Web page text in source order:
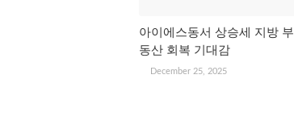
아이에스동서 상승세 지방 부
동산 회복 기대감
December 25, 2025